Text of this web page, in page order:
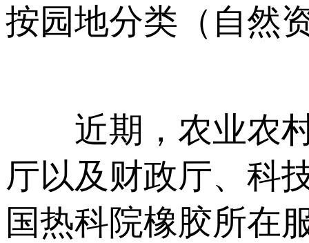
按园地分类（自然
近期，农业农村
厅以及财政厅、科
国热科院橡胶所在